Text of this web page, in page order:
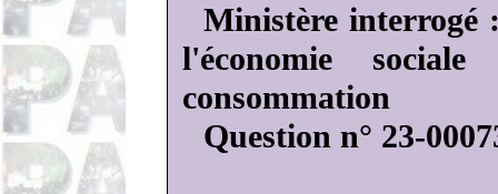
Ministère interrogé
l'économie
consommation
Question n° 23-